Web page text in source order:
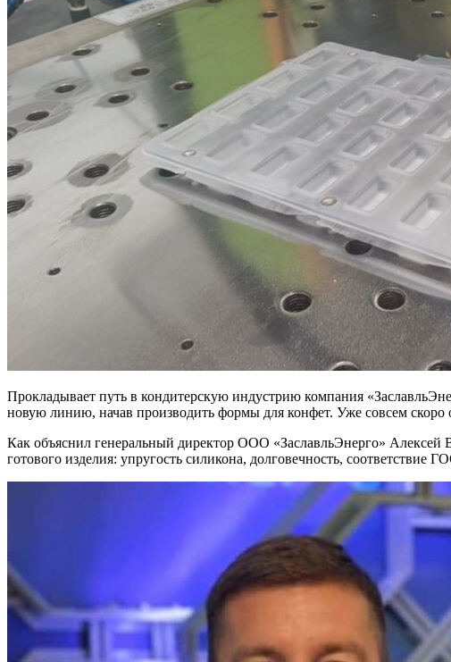
Прокладывает путь в кондитерскую индустрию компания
новую линию, начав производить формы для конфет. Уже совсем скоро
Как объяснил генеральный директор ООО «ЗаславльЭнерго» Алексей
готового изделия: упругость силикона, долговечность, соответствие